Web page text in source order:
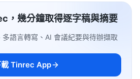
，幾分鐘取得逐字稿與摘要
語言轉寫、AI 會議紀要與待辦擷取
Tinrec App